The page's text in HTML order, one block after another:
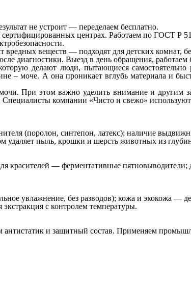
не устроит — переделаем бесплатно.
центрах. Работаем по ГОСТ Р
вредных веществ — подходят для детских комнат,
диагностики. Выезд в день обращения, работаем
делают люди, пытающиеся
– моче. А она проникает вглубь материала и
При этом важно уделить внимание и другим
компании «Чисто и свежо»
(поролон, синтепон, латекс); наличие
пыль, крошки и шерсть животных из
красителей — ферментативные
увлажнение, без разводов); кожа и экокожа —
с контролем температуры.
антистатик и защитный состав. Применяем